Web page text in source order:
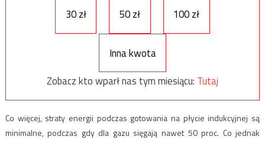
30 zł 50 zł 100 zł
Inna kwota
Zobacz kto wparł nas tym miesiącu: Tutaj
Co więcej, straty energii podczas gotowania na płycie indukcyjnej są
minimalne, podczas gdy dla gazu sięgają nawet 50 proc. Co jednak